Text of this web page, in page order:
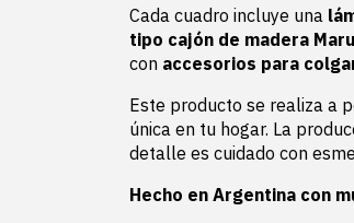
Cada cuadro incluye una
tipo cajón de madera
con accesorios para
Este producto se realiza a
única en tu hogar. La
detalle es cuidado con
Hecho en Argentina con